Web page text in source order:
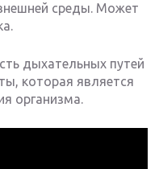
среды. Может
дыхательных путей
которая является
организма.